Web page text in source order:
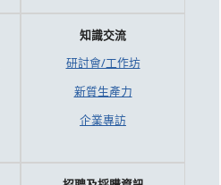
知識交流
研討會/工作坊
新質生產力
企業專訪